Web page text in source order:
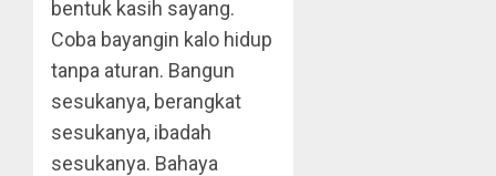
bentuk kasih sayang.
Coba bayangin kalo hidup
tanpa aturan. Bangun
sesukanya, berangkat
sesukanya, ibadah
sesukanya. Bahaya